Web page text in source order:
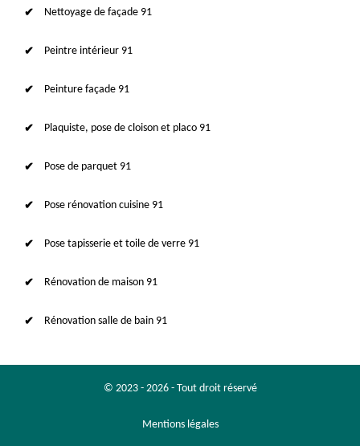
Nettoyage de façade 91
Peintre intérieur 91
Peinture façade 91
Plaquiste, pose de cloison et placo 91
Pose de parquet 91
Pose rénovation cuisine 91
Pose tapisserie et toile de verre 91
Rénovation de maison 91
Rénovation salle de bain 91
© 2023 - 2026 - Tout droit réservé
Mentions légales